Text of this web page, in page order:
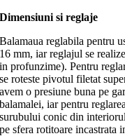
Dimensiuni si reglaje
Balamaua reglabila pentru
16 mm, iar reglajul se
in profunzime). Pentru
se roteste pivotul filetat
avem o presiune buna pe
balamalei, iar pentru
surubului conic din
pe sfera rotitoare incastrata